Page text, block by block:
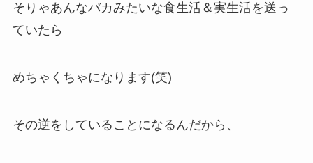
そりゃあんなバカみたいな食生活＆実生活を送っ
ていたら
めちゃくちゃになります(笑)
その逆をしていることになるんだから、